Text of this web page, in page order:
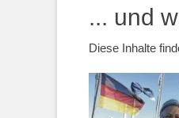
... und
Diese Inhalte